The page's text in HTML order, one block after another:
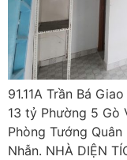
91.11A Trần Bá
13 tỷ Phường 5 Gò
Phòng Tướng
Nhẫn. NHÀ DIỆN